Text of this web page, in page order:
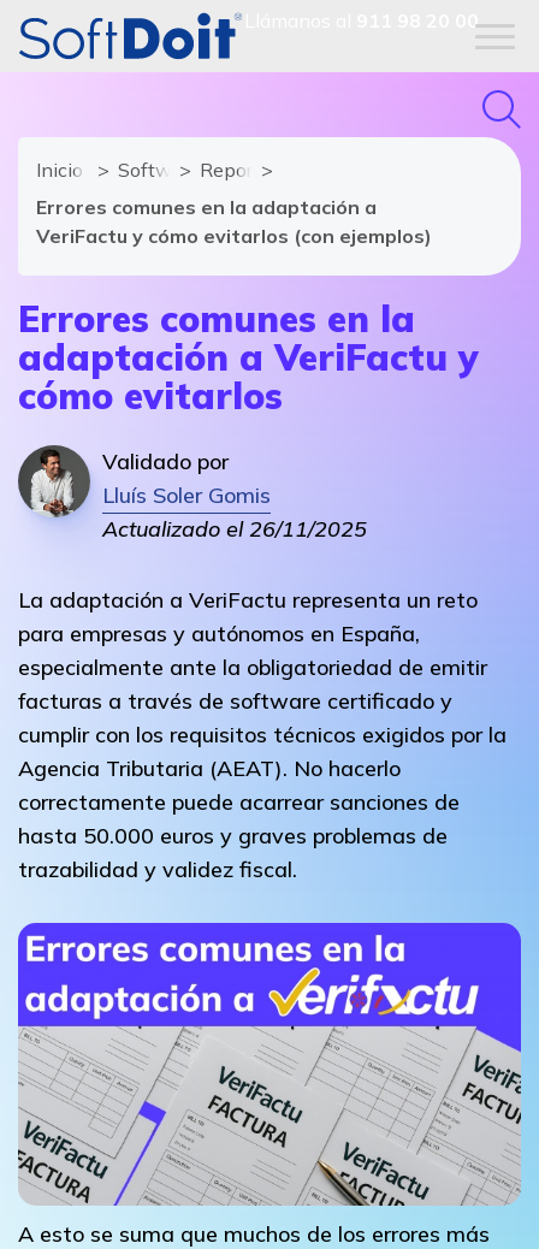
911 98 20 00
Inicio Software de Facturación
Reportajes
Errores comunes en la adaptación a
VeriFactu y cómo evitarlos (con ejemplos)
Errores comunes en la
adaptación a VeriFactu y
cómo evitarlos
Validado por
Lluís Soler Gomis
Actualizado el 26/11/2025
La adaptación a VeriFactu representa un reto
para empresas y autónomos en España,
especialmente ante la obligatoriedad de emitir
facturas a través de software certificado y
cumplir con los requisitos técnicos exigidos por la
Agencia Tributaria (AEAT). No hacerlo
correctamente puede acarrear sanciones de
hasta 50.000 euros y graves problemas de
trazabilidad y validez fiscal.
A esto se suma que muchos de los errores más